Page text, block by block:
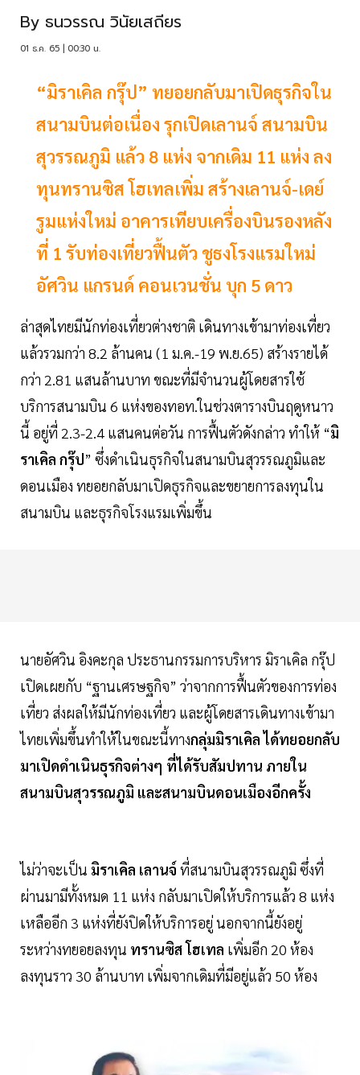
By ธนวรรณ วินัยเสถียร
01 ธ.ค. 65 | 00:30 น.
“มิราเคิล กรุ๊ป” ทยอยกลับมาเปิดธุรกิจใน
สนามบินต่อเนื่อง รุกเปิดเลานจ์ สนามบิน
สุวรรณภูมิ แล้ว 8 แห่ง จากเดิม 11 แห่ง ลง
ทุนทรานซิส โฮเทลเพิ่ม สร้างเลานจ์-เดย์
รูมแห่งใหม่ อาคารเทียบเครื่องบินรองหลัง
ที่ 1 รับท่องเที่ยวฟื้นตัว ชูธงโรงแรมใหม่
อัศวิน แกรนด์ คอนเวนชั่น บุก 5 ดาว
ล่าสุดไทยมีนักท่องเที่ยวต่างชาติ เดินทางเข้ามาท่องเที่ยว
แล้วรวมกว่า 8.2 ล้านคน (1 ม.ค.-19 พ.ย.65) สร้างรายได้
กว่า 2.81 แสนล้านบาท ขณะที่มีจำนวนผู้โดยสารใช้
บริการสนามบิน 6 แห่งของทอท.ในช่วงตารางบินฤดูหนาว
นี้ อยู่ที่ 2.3-2.4 แสนคนต่อวัน การฟื้นตัวดังกล่าว ทำให้ “มิ
ราเคิล กรุ๊ป” ซึ่งดำเนินธุรกิจในสนามบินสุวรรณภูมิและ
ดอนเมือง ทยอยกลับมาเปิดธุรกิจและขยายการลงทุนใน
สนามบิน และธุรกิจโรงแรมเพิ่มขึ้น
นายอัศวิน อิงคะกุล ประธานกรรมการบริหาร มิราเคิล กรุ๊ป
เปิดเผยกับ “ฐานเศรษฐกิจ” ว่าจากการฟื้นตัวของการท่อง
เที่ยว ส่งผลให้มีนักท่องเที่ยว และผู้โดยสารเดินทางเข้ามา
ไทยเพิ่มขึ้นทำให้ในขณะนี้ทางกลุ่มมิราเคิล ได้ทยอยกลับ
มาเปิดดำเนินธุรกิจต่างๆ ที่ได้รับสัมปทาน ภายใน
สนามบินสุวรรณภูมิ และสนามบินดอนเมืองอีกครั้ง
ไม่ว่าจะเป็น มิราเคิล เลานจ์ ที่สนามบินสุวรรณภูมิ ซึ่งที่
ผ่านมามีทั้งหมด 11 แห่ง กลับมาเปิดให้บริการแล้ว 8 แห่ง
เหลืออีก 3 แห่งที่ยังปิดให้บริการอยู่ นอกจากนี้ยังอยู่
ระหว่างทยอยลงทุน ทรานซิส โฮเทล เพิ่มอีก 20 ห้อง
ลงทุนราว 30 ล้านบาท เพิ่มจากเดิมที่มีอยู่แล้ว 50 ห้อง